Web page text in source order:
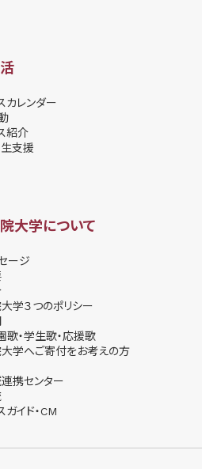
カレンダー
紹介
⽀援
大学について
ージ
学３つのポリシー
歌・学生歌・応援歌
学へご寄付をお考えの方
携センター
ガイド・CM